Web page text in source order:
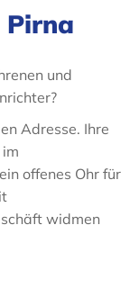
Pirna
und
Adresse. Ihre
offenes Ohr für
widmen